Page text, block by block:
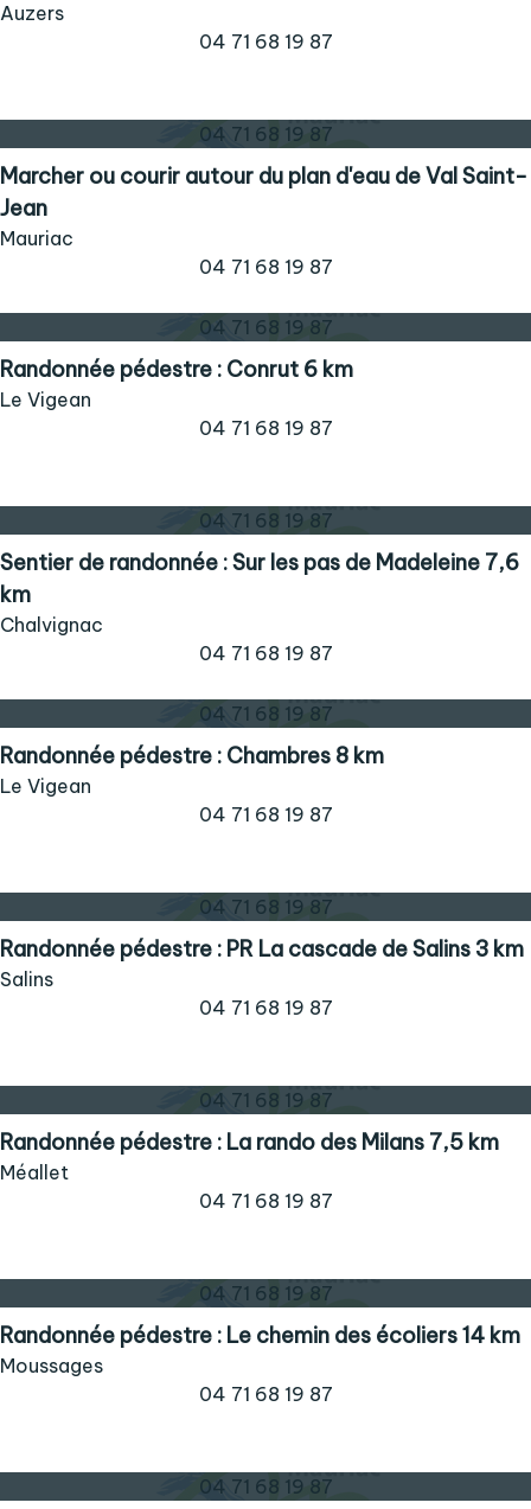
Auzers
04 71 68 19 87
04 71 68 19 87
Marcher ou courir autour du plan d'eau de Val Saint-
Jean
Mauriac
04 71 68 19 87
04 71 68 19 87
Randonnée pédestre : Conrut 6 km
Le Vigean
04 71 68 19 87
04 71 68 19 87
Sentier de randonnée : Sur les pas de Madeleine 7,6
km
Chalvignac
04 71 68 19 87
04 71 68 19 87
Randonnée pédestre : Chambres 8 km
Le Vigean
04 71 68 19 87
04 71 68 19 87
Randonnée pédestre : PR La cascade de Salins 3 km
Salins
04 71 68 19 87
04 71 68 19 87
Randonnée pédestre : La rando des Milans 7,5 km
Méallet
04 71 68 19 87
04 71 68 19 87
Randonnée pédestre : Le chemin des écoliers 14 km
Moussages
04 71 68 19 87
04 71 68 19 87